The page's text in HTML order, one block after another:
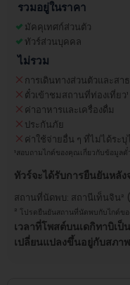
รวมอยู่ในราคา
มัคคุเทศก์ส่วนตัว
ทัวร์ส่วนบุคคล
ไม่รวม
การเดินทางส่วนตัวและส
ตั๋วเข้าชมสถานที่ท่องเที่ยว¹
ค่าอาหารและเครื่องดื่ม
ประกันภัย
ค่าใช้จ่ายอื่น ๆ ที่ไม่ได้ระบุ
¹สอบถามไกด์ของคุณเกี่ยวกับข้อมูลตั๋
ทัวร์จะได้รับการยืนยันหลัง
สถานที่นัดพบ: สถานีเท็นจิน² (
² โปรดยืนยันสถานที่นัดพบกับไกด์ข
เวลาที่โพสต์บนเดกิทาบิเป็
เปลี่ยนแปลงขึ้นอยู่กับสภา